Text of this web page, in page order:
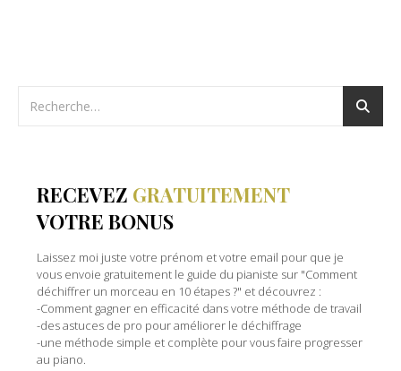
RECEVEZ GRATUITEMENT
VOTRE BONUS
Laissez moi juste votre prénom et votre email pour que je
vous envoie gratuitement le guide du pianiste sur "Comment
déchiffrer un morceau en 10 étapes ?" et découvrez :
-Comment gagner en efficacité dans votre méthode de travail
-des astuces de pro pour améliorer le déchiffrage
-une méthode simple et complète pour vous faire progresser
au piano.